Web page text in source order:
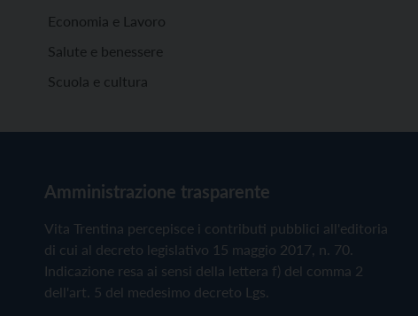
Economia e Lavoro
Salute e benessere
Scuola e cultura
Amministrazione trasparente
Vita Trentina percepisce i contributi pubblici all'editoria
di cui al decreto legislativo 15 maggio 2017, n. 70.
Indicazione resa ai sensi della lettera f) del comma 2
dell'art. 5 del medesimo decreto Lgs.